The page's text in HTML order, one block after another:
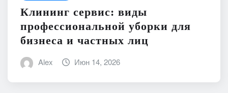
Клининг сервис: виды
профессиональной уборки для
бизнеса и частных лиц
Alex Июн 14, 2026